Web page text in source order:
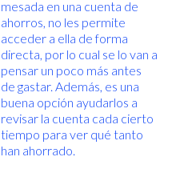
mesada en una cuenta de
ahorros, no les permite
acceder a ella de forma
directa, por lo cual se lo van a
pensar un poco más antes
de gastar. Además, es una
buena opción ayudarlos a
revisar la cuenta cada cierto
tiempo para ver qué tanto
han ahorrado.